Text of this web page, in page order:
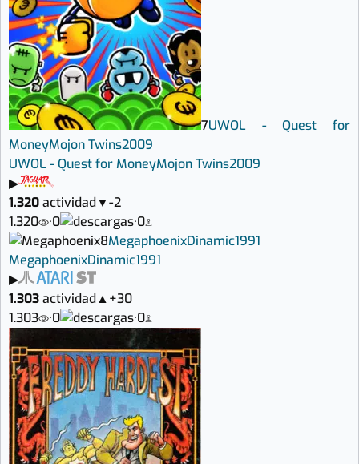
7UWOL - Quest for
MoneyMojon Twins2009
UWOL - Quest for MoneyMojon Twins2009
▶
1.320actividad▼-2
1.320
·0 ·0
8MegaphoenixDinamic1991
MegaphoenixDinamic1991
▶
1.303actividad▲+30
1.303
·0 ·0